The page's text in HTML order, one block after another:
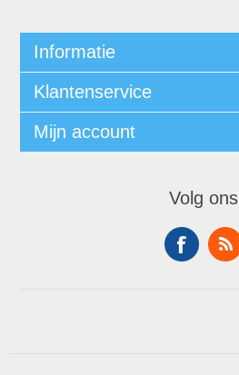
Informatie
Klantenservice
Mijn account
Volg ons